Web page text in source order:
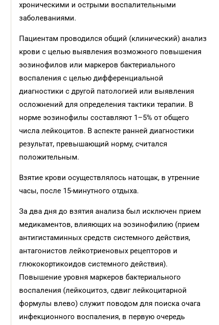
хроническими и острыми воспалительными
заболеваниями.
Пациентам проводился общий (клинический) анализ
крови с целью выявления возможного повышения
эозинофилов или маркеров бактериального
воспаления с целью дифференциальной
диагностики с другой патологией или выявления
осложнений для определения тактики терапии. В
норме эозинофилы составляют 1–5% от общего
числа лейкоцитов. В аспекте ранней диагностики
результат, превышающий норму, считался
положительным.
Взятие крови осуществлялось натощак, в утренние
часы, после 15-минутного отдыха.
За два дня до взятия анализа был исключен прием
медикаментов, влияющих на эозинофилию (прием
антигистаминных средств системного действия,
антагонистов лейкотриеновых рецепторов и
глюкокортикоидов системного действия).
Повышение уровня маркеров бактериального
воспаления (лейкоцитоз, сдвиг лейкоцитарной
формулы влево) служит поводом для поиска очага
инфекционного воспаления, в первую очередь